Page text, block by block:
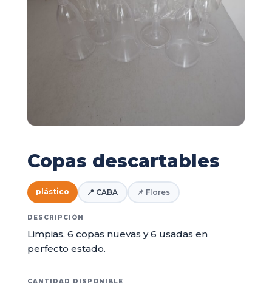
Copas descartables
plástico 📍 CABA 📌 Flores
DESCRIPCIÓN
Limpias, 6 copas nuevas y 6 usadas en
perfecto estado.
CANTIDAD DISPONIBLE